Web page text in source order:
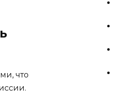
что